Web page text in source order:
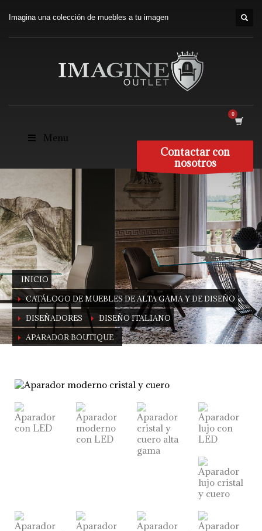
Imagina una colección de muebles a tu imagen
Menu
Contactar con
nosotros
INICIO
CATÁLOGO DE MUEBLES DE ALTA GAMA Y DE DISEÑO
DISEÑADORES DISEÑO ITALIANO
APARADOR BOUTIQUE
por Alberto Danese